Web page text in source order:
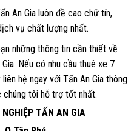
An Gia luôn đề cao chữ tín,
vụ chất lượng nhất.
những thông tin cần thiết về
Nếu có nhu cầu thuê xe 7
hệ ngay với Tấn An Gia thông
tôi hỗ trợ tốt nhất.
NGHIỆP TẤN AN GIA